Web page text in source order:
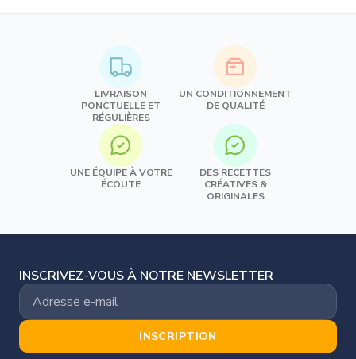
LIVRAISON
PONCTUELLE ET
RÉGULIÈRES
UN CONDITIONNEMENT
DE QUALITÉ
UNE ÉQUIPE À VOTRE
ÉCOUTE
DES RECETTES
CRÉATIVES &
ORIGINALES
INSCRIVEZ-VOUS À NOTRE NEWSLETTER
INSCRIPTION